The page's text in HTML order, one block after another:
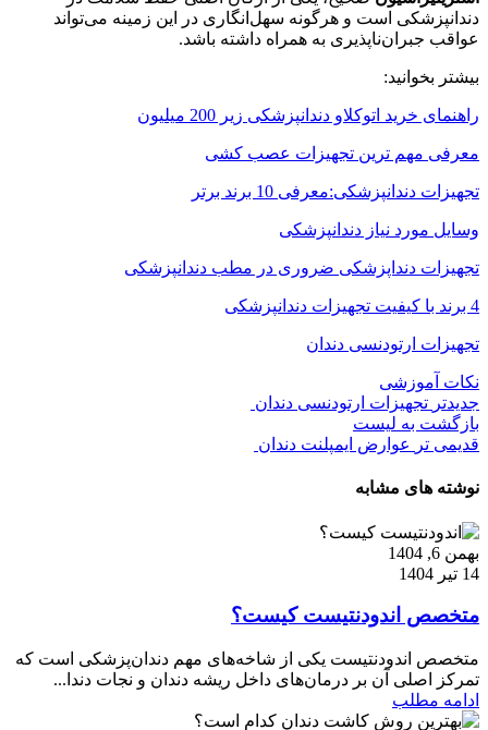
دندانپزشکی است و هرگونه سهل‌انگاری در این زمینه می‌تواند
عواقب جبران‌ناپذیری به همراه داشته باشد.
بیشتر بخوانید:
راهنمای خرید اتوکلاو دندانپزشکی زیر 200 میلیون
معرفی مهم ترین تجهیزات عصب کشی
تجهیزات دندانپزشکی:معرفی 10 برند برتر
وسایل مورد نیاز دندانپزشکی
تجهیزات دنداپزشکی ضروری در مطب دندانپزشکی
4 برند با کیفیت تجهیزات دندانپزشکی
تجهیزات ارتودنسی دندان
نکات آموزشی
جدیدتر تجهیزات ارتودنسی دندان
بازگشت به لیست
قدیمی تر
عوارض ایمپلنت دندان
نوشته های مشابه
بهمن 6, 1404
14 تیر 1404
متخصص اندودنتیست کیست؟
متخصص اندودنتیست یکی از شاخه‌های مهم دندان‌پزشکی است که
تمرکز اصلی آن بر درمان‌های داخل ریشه دندان و نجات دندا...
ادامه مطلب